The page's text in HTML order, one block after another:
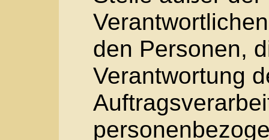
Tilman Röhrig
Dorfstr. 37
50354 Hürth
Deutschland
Tel.: +49 2233 32728